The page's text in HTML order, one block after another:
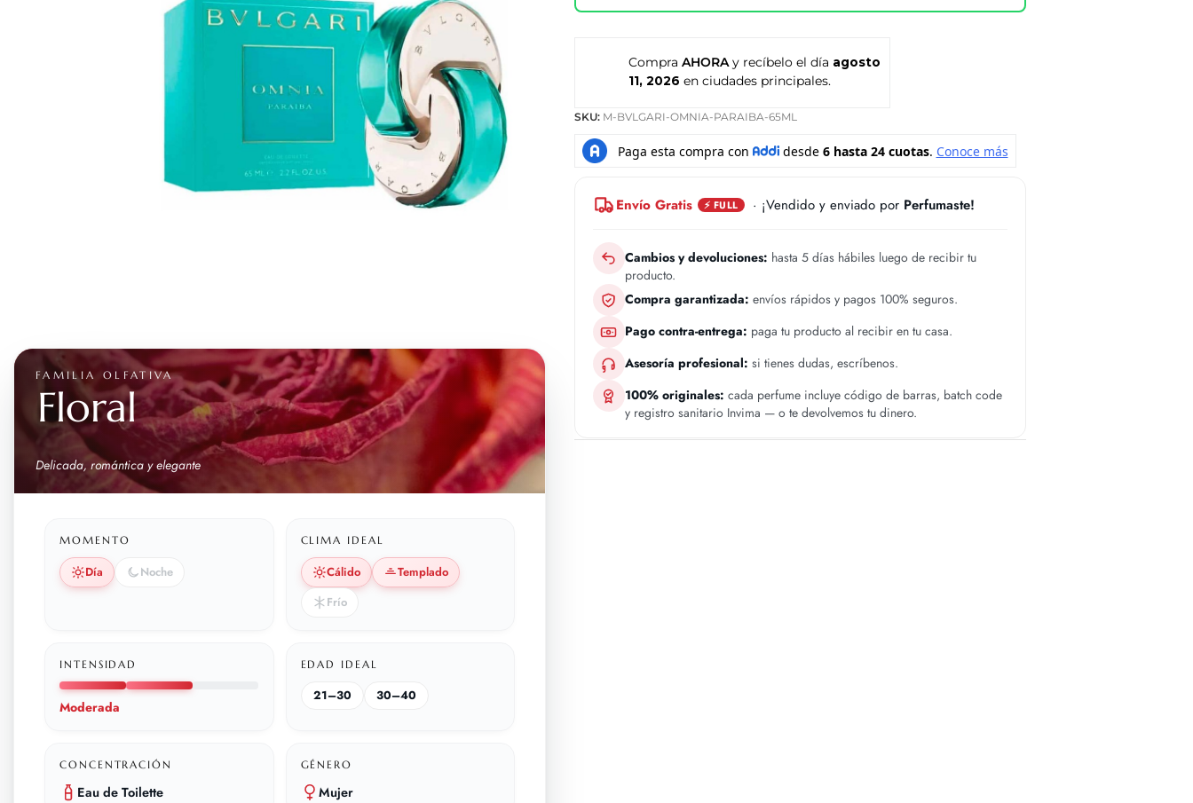
FAMILIA OLFATIVA
Floral
Delicada, romántica y elegante
MOMENTO
Día Noche
CLIMA IDEAL
Cálido
Templado
Frío
INTENSIDAD
Moderada
EDAD IDEAL
21–30 30–40
CONCENTRACIÓN
Eau de Toilette
GÉNERO
Mujer
Compra AHORAy recíbelo el día agosto
11, 2026 en ciudades principales.
SKU: M-BVLGARI-OMNIA-PARAIBA-65ML
Envío Gratis ⚡ FULL · ¡Vendido y enviado por Perfumaste!
Cambios y devoluciones: hasta 5 días hábiles luego de recibir tu
producto.
Compra garantizada: envíos rápidos y pagos 100% seguros.
Pago contra-entrega: paga tu producto al recibir en tu casa.
Asesoría profesional: si tienes dudas, escríbenos.
100% originales: cada perfume incluye código de barras, batch code
y registro sanitario Invima — o te devolvemos tu dinero.